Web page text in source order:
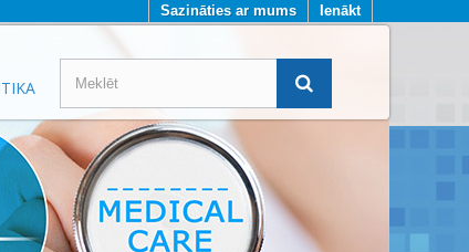
Ienākt
Sazināties ar mums